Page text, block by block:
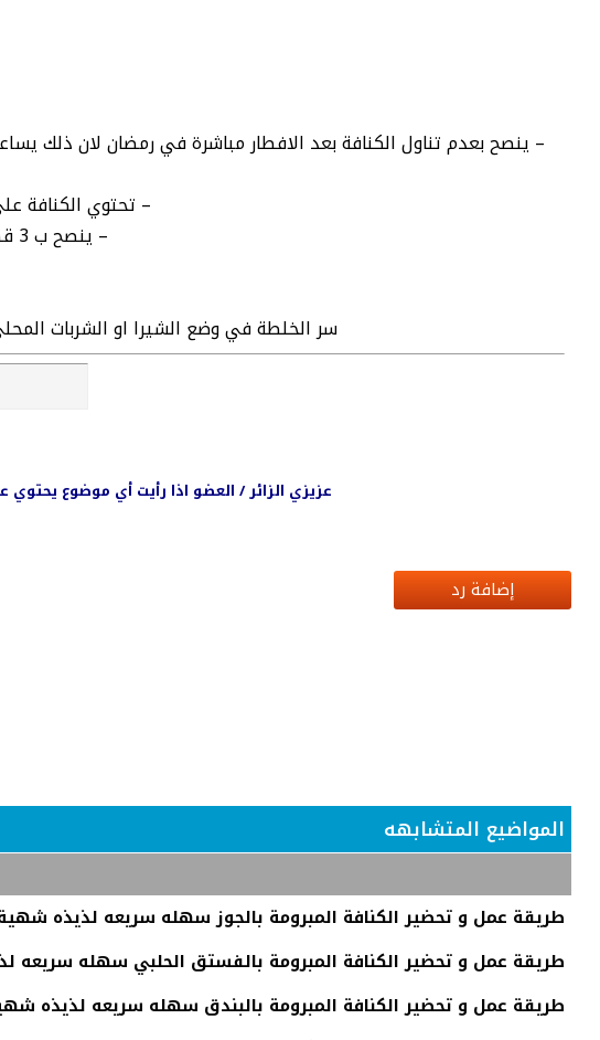
– ينصح بعدم تناول الكنافة بعد الافطار مباشرة في رمضان لان ذلك
– تحتوي الكنافة
– ينصح ب 3 قطع لمتبعين الحمية الغذائية و مرضى السكر
سر الخلطة في وضع الشيرا او الشربات
عزيزي الزائر / العضو اذا رأيت أي موضوع
إضافة رد
المواضيع المتشابهه
طريقة عمل و تحضير الكنافة المبرومة بالجوز سهله سريعه لذيذه
طريقة عمل و تحضير الكنافة المبرومة بالفستق الحلبي سهله سريعه
طريقة عمل و تحضير الكنافة المبرومة بالبندق سهله سريعه لذيذه